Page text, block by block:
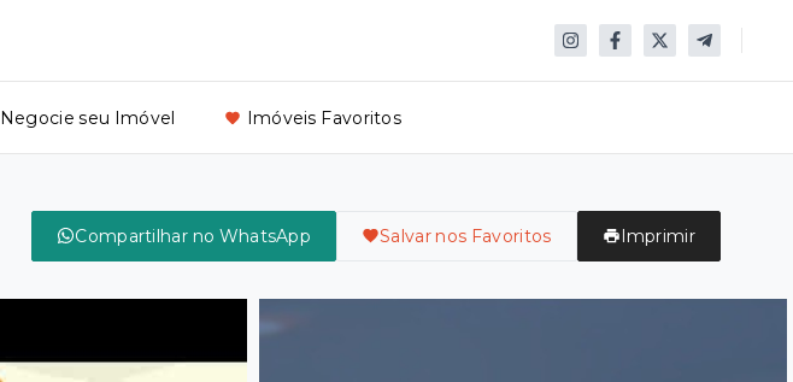
Negocie seu Imóvel Imóveis Favoritos
Compartilhar no WhatsApp Salvar nos Favoritos Imprimir